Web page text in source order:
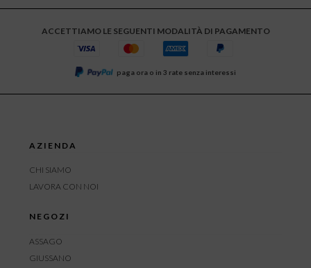
ACCETTIAMO LE SEGUENTI MODALITÀ DI PAGAMENTO
paga ora o in 3 rate senza interessi
AZIENDA
CHI SIAMO
LAVORA CON NOI
NEGOZI
ASSAGO
GIUSSANO